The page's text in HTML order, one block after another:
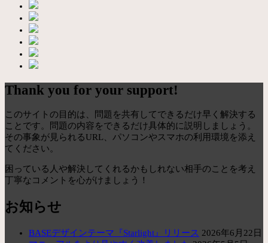
Thank you for your support!
このサイトの目的は、問題を共有してできるだけ早く解決する
ことです。問題の内容をできるだけ具体的に説明しましょう。
その事象が見られるURL、パソコンやスマホの利用環境を添え
てください。
困っている人や解決してくれるかもしれない相手のことを考え
丁寧なコメントを心がけましょう！
お知らせ
BASEデザインテーマ『Starlight』リリース 2026年6月22日